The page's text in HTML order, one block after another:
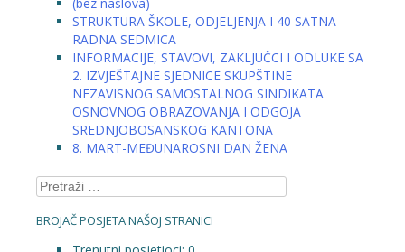
STRUKTURA ŠKOLE, ODJELJENJA I 40 SATNA
RADNA SEDMICA
INFORMACIJE, STAVOVI, ZAKLJUČCI I ODLUKE SA
2. IZVJEŠTAJNE SJEDNICE SKUPŠTINE
NEZAVISNOG SAMOSTALNOG SINDIKATA
OSNOVNOG OBRAZOVANJA I ODGOJA
SREDNJOBOSANSKOG KANTONA
8. MART-MEĐUNAROSNI DAN ŽENA
Pretraga:
BROJAČ POSJETA NAŠOJ STRANICI